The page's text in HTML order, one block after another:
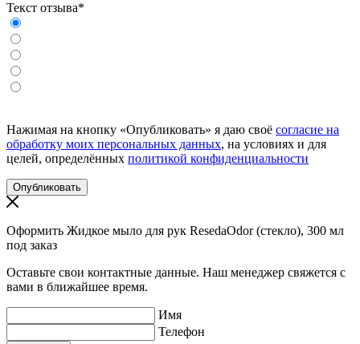
Текст отзыва*
Нажимая на кнопку «Опубликовать» я даю своё согласие на
обработку моих персональных данных, на условиях и для
целей, определённых политикой конфиденциальности
Оформить Жидкое мыло для рук ResedaOdor (стекло), 300 мл
под заказ
Оставьте свои контактные данные. Наш менеджер свяжется с
вами в ближайшее время.
Имя
Телефон